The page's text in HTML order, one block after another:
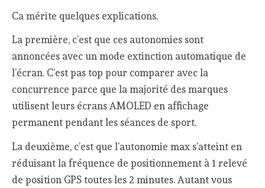
Ca mérite quelques explications.
La première, c’est que ces autonomies sont
annoncées avec un mode extinction automatique de
l’écran. C’est pas top pour comparer avec la
concurrence parce que la majorité des marques
utilisent leurs écrans AMOLED en affichage
permanent pendant les séances de sport.
La deuxième, c’est que l’autonomie max s’atteint en
réduisant la fréquence de positionnement à 1 relevé
de position GPS toutes les 2 minutes. Autant vous